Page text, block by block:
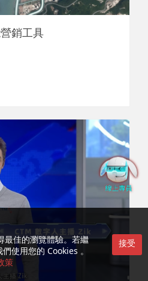
銷工具
最佳的瀏覽體驗。若繼
使用您的 Cookies 。
策
接受